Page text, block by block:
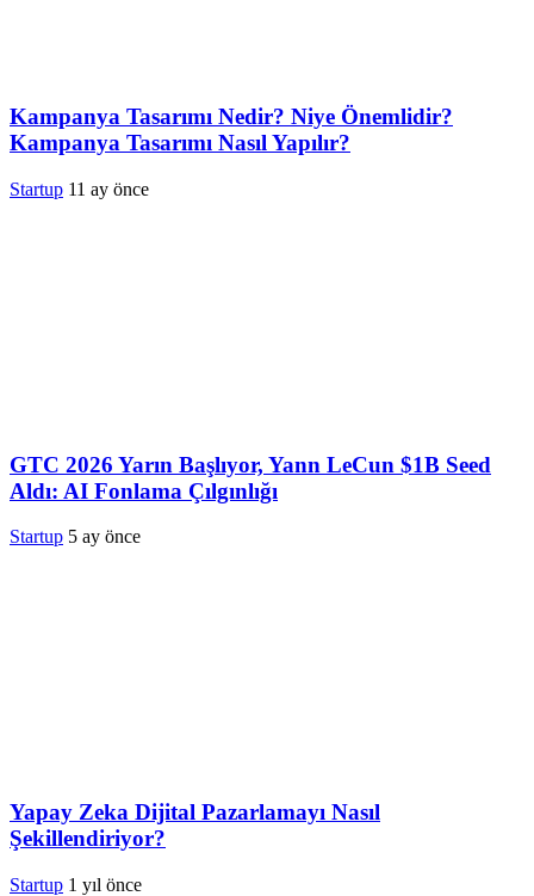
Kampanya Tasarımı Nedir? Niye Önemlidir?
Kampanya Tasarımı Nasıl Yapılır?
Startup 11 ay önce
GTC 2026 Yarın Başlıyor, Yann LeCun $1B Seed
Aldı: AI Fonlama Çılgınlığı
Startup 5 ay önce
Yapay Zeka Dijital Pazarlamayı Nasıl
Şekillendiriyor?
Startup 1 yıl önce